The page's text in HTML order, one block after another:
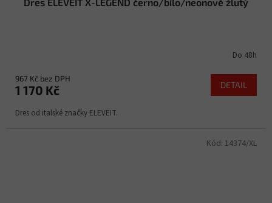
Do 48h
967 Kč bez DPH
1 170 Kč DETAIL
Dres od italské značky ELEVEIT.
Kód: 14374/XL